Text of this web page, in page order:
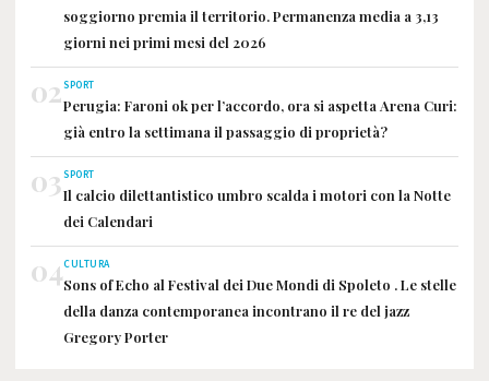
soggiorno premia il territorio. Permanenza media a 3,13
giorni nei primi mesi del 2026
02SPORT
Perugia: Faroni ok per l’accordo, ora si aspetta Arena Curi:
già entro la settimana il passaggio di proprietà?
03SPORT
Il calcio dilettantistico umbro scalda i motori con la Notte
dei Calendari
04CULTURA
Sons of Echo al Festival dei Due Mondi di Spoleto . Le stelle
della danza contemporanea incontrano il re del jazz
Gregory Porter